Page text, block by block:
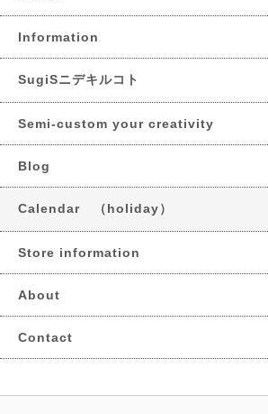
Information
SugiSニデキルコト
Semi-custom your creativity
Blog
Calendar （holiday）
Store information
About
Contact